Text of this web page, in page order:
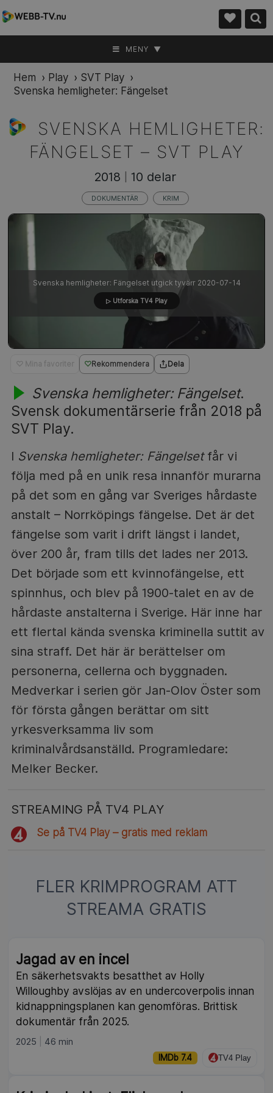
MENY ▼
Hem › Play › SVT Play ›
Svenska hemligheter: Fängelset
SVENSKA HEMLIGHETER:
FÄNGELSET – SVT PLAY
♡ Mina favoriter Rekommendera Dela
Svenska hemligheter: Fängelset.
Svensk dokumentärserie från 2018 på
SVT Play.
I Svenska hemligheter: Fängelsetfår vi
följa med på en unik resa innanför murarna
på det som en gång var Sveriges hårdaste
anstalt – Norrköpings fängelse. Det är det
fängelse som varit i drift längst i landet,
över 200 år, fram tills det lades ner 2013.
Det började som ett kvinnofängelse, ett
spinnhus, och blev på 1900-talet en av de
hårdaste anstalterna i Sverige. Här inne har
ett flertal kända svenska kriminella suttit av
sina straff. Det här är berättelser om
personerna, cellerna och byggnaden.
Medverkar i serien gör Jan-Olov Öster som
för första gången berättar om sitt
yrkesverksamma liv som
kriminalvårdsanställd. Programledare:
Melker Becker.
Svenska hemligheter: Fängelset utgick tyvärr 2020-07-14
▷ Utforska TV4 Play
STREAMING PÅ TV4 PLAY
Se på TV4 Play – gratis med reklam
2018 10 delar
DOKUMENTÄR KRIM
FLER KRIMPROGRAM ATT
STREAMA GRATIS
Jagad av en incel
En säkerhetsvakts besatthet av Holly
Willoughby avslöjas av en undercoverpolis innan
kidnappningsplanen kan genomföras. Brittisk
dokumentär från 2025.
2025 46 min
IMDb 7.4 TV4 Play